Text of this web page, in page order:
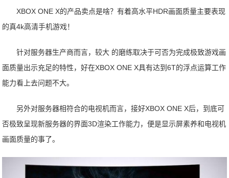
XBOX ONE X的产品卖点是啥？有着高水平HDR画面质量主要表现
的真4k高清手机游戏！
针对服务器生产商而言，较大 的磨练取决于可否为完成极致游戏画
面质量出示充足的特性，好在XBOX ONE X具有达到6T的浮点运算工作
能力看上去问题不大。
另外对服务器相符合的电视机而言，接好XBOX ONE X后，到底可
否极致呈现新服务器的界面3D渲染工作能力，便是显示屏素养和电视机
画面质量的事了。